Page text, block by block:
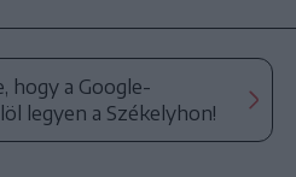
hogy a Google-
legyen a Székelyhon!